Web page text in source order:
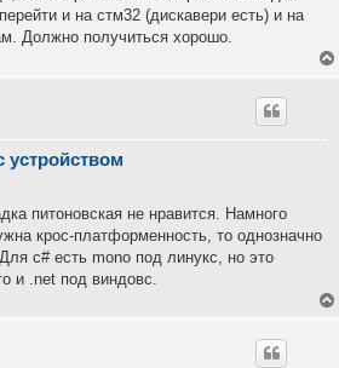
и на стм32 (дискавери есть) и на
Должно получиться хорошо.
питоновская не нравится. Намного
крос-платформенность, то однозначно
c# есть mono под линукс, но это
и .net под виндовс.